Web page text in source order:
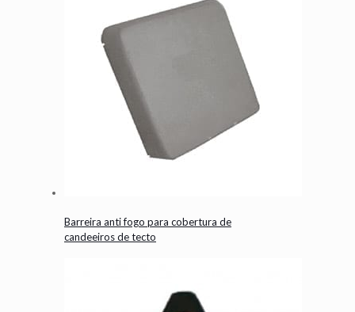
Barreira anti fogo para cobertura de
candeeiros de tecto